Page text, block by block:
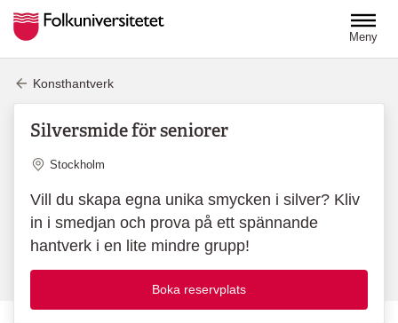
Meny
Konsthantverk
Silversmide för seniorer
Plats
Stockholm
Vill du skapa egna unika smycken i silver? Kliv
in i smedjan och prova på ett spännande
hantverk i en lite mindre grupp!
Boka reservplats